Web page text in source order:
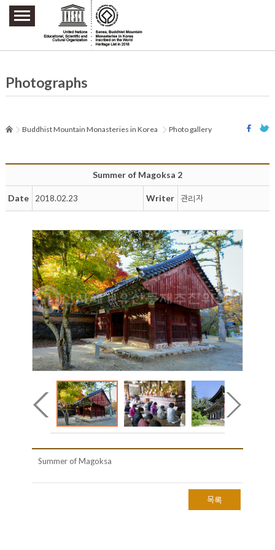
주요메뉴 바로가기
본문 바로가기
하단메뉴 바로가기
Photographs
Buddhist Mountain Monasteries in Korea Photo gallery
Summer of Magoksa 2
Date 2018.02.23 Writer 관리자
Summer of Magoksa
목록